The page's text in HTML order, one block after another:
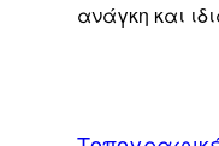
ανάγκη και